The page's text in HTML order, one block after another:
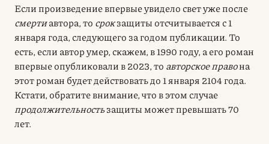
Если произведение впервые увидело свет уже после
смертиавтора, то срокзащиты отсчитывается с 1
января года, следующего за годом публикации. То
есть, если автор умер, скажем, в 1990 году, а его роман
впервые опубликовали в 2023, то авторское правона
этот роман будет действовать до 1 января 2104 года.
Кстати, обратите внимание, что в этом случае
продолжительностьзащиты может превышать 70
лет.